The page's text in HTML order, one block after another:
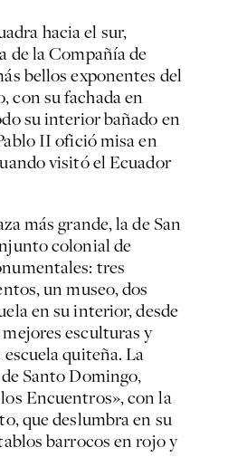
hacia el sur,
de la Compañía de
bellos exponentes del
con su fachada en
su interior bañado en
II ofició misa en
visitó el Ecuador
más grande, la de San
colonial de
tres
un museo, dos
en su interior, desde
esculturas y
quiteña. La
Santo Domingo,
Encuentros», con la
que deslumbra en su
barrocos en rojo y